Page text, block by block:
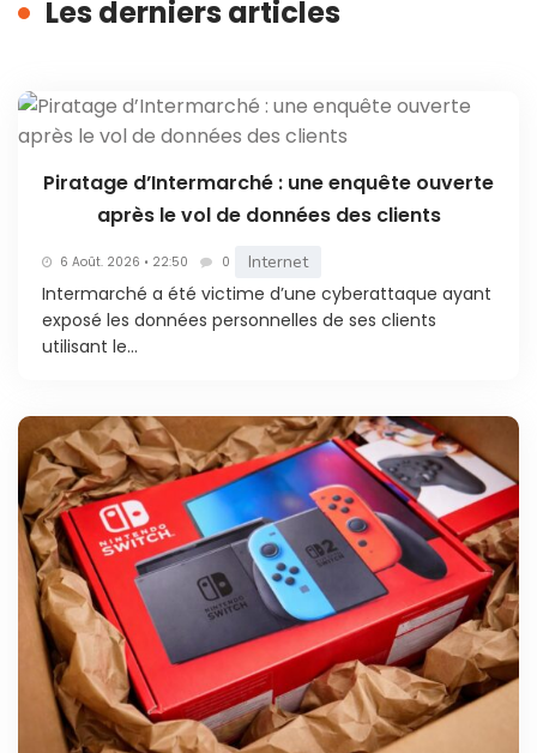
Les derniers articles
Piratage d’Intermarché : une enquête ouverte
après le vol de données des clients
6 Août. 2026 • 22:50 0 Internet
Intermarché a été victime d’une cyberattaque ayant
exposé les données personnelles de ses clients
utilisant le...